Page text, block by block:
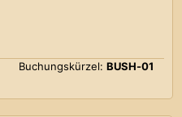
Buchungskürzel: BUSH-01